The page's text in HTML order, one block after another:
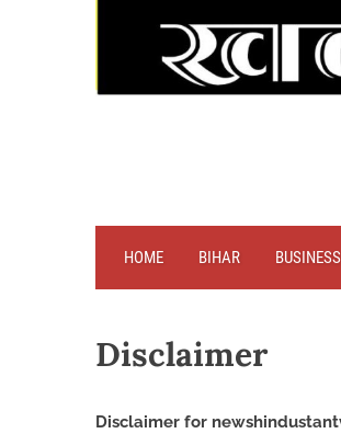
HOME BIHAR BUSINESS
Disclaimer
Disclaimer for